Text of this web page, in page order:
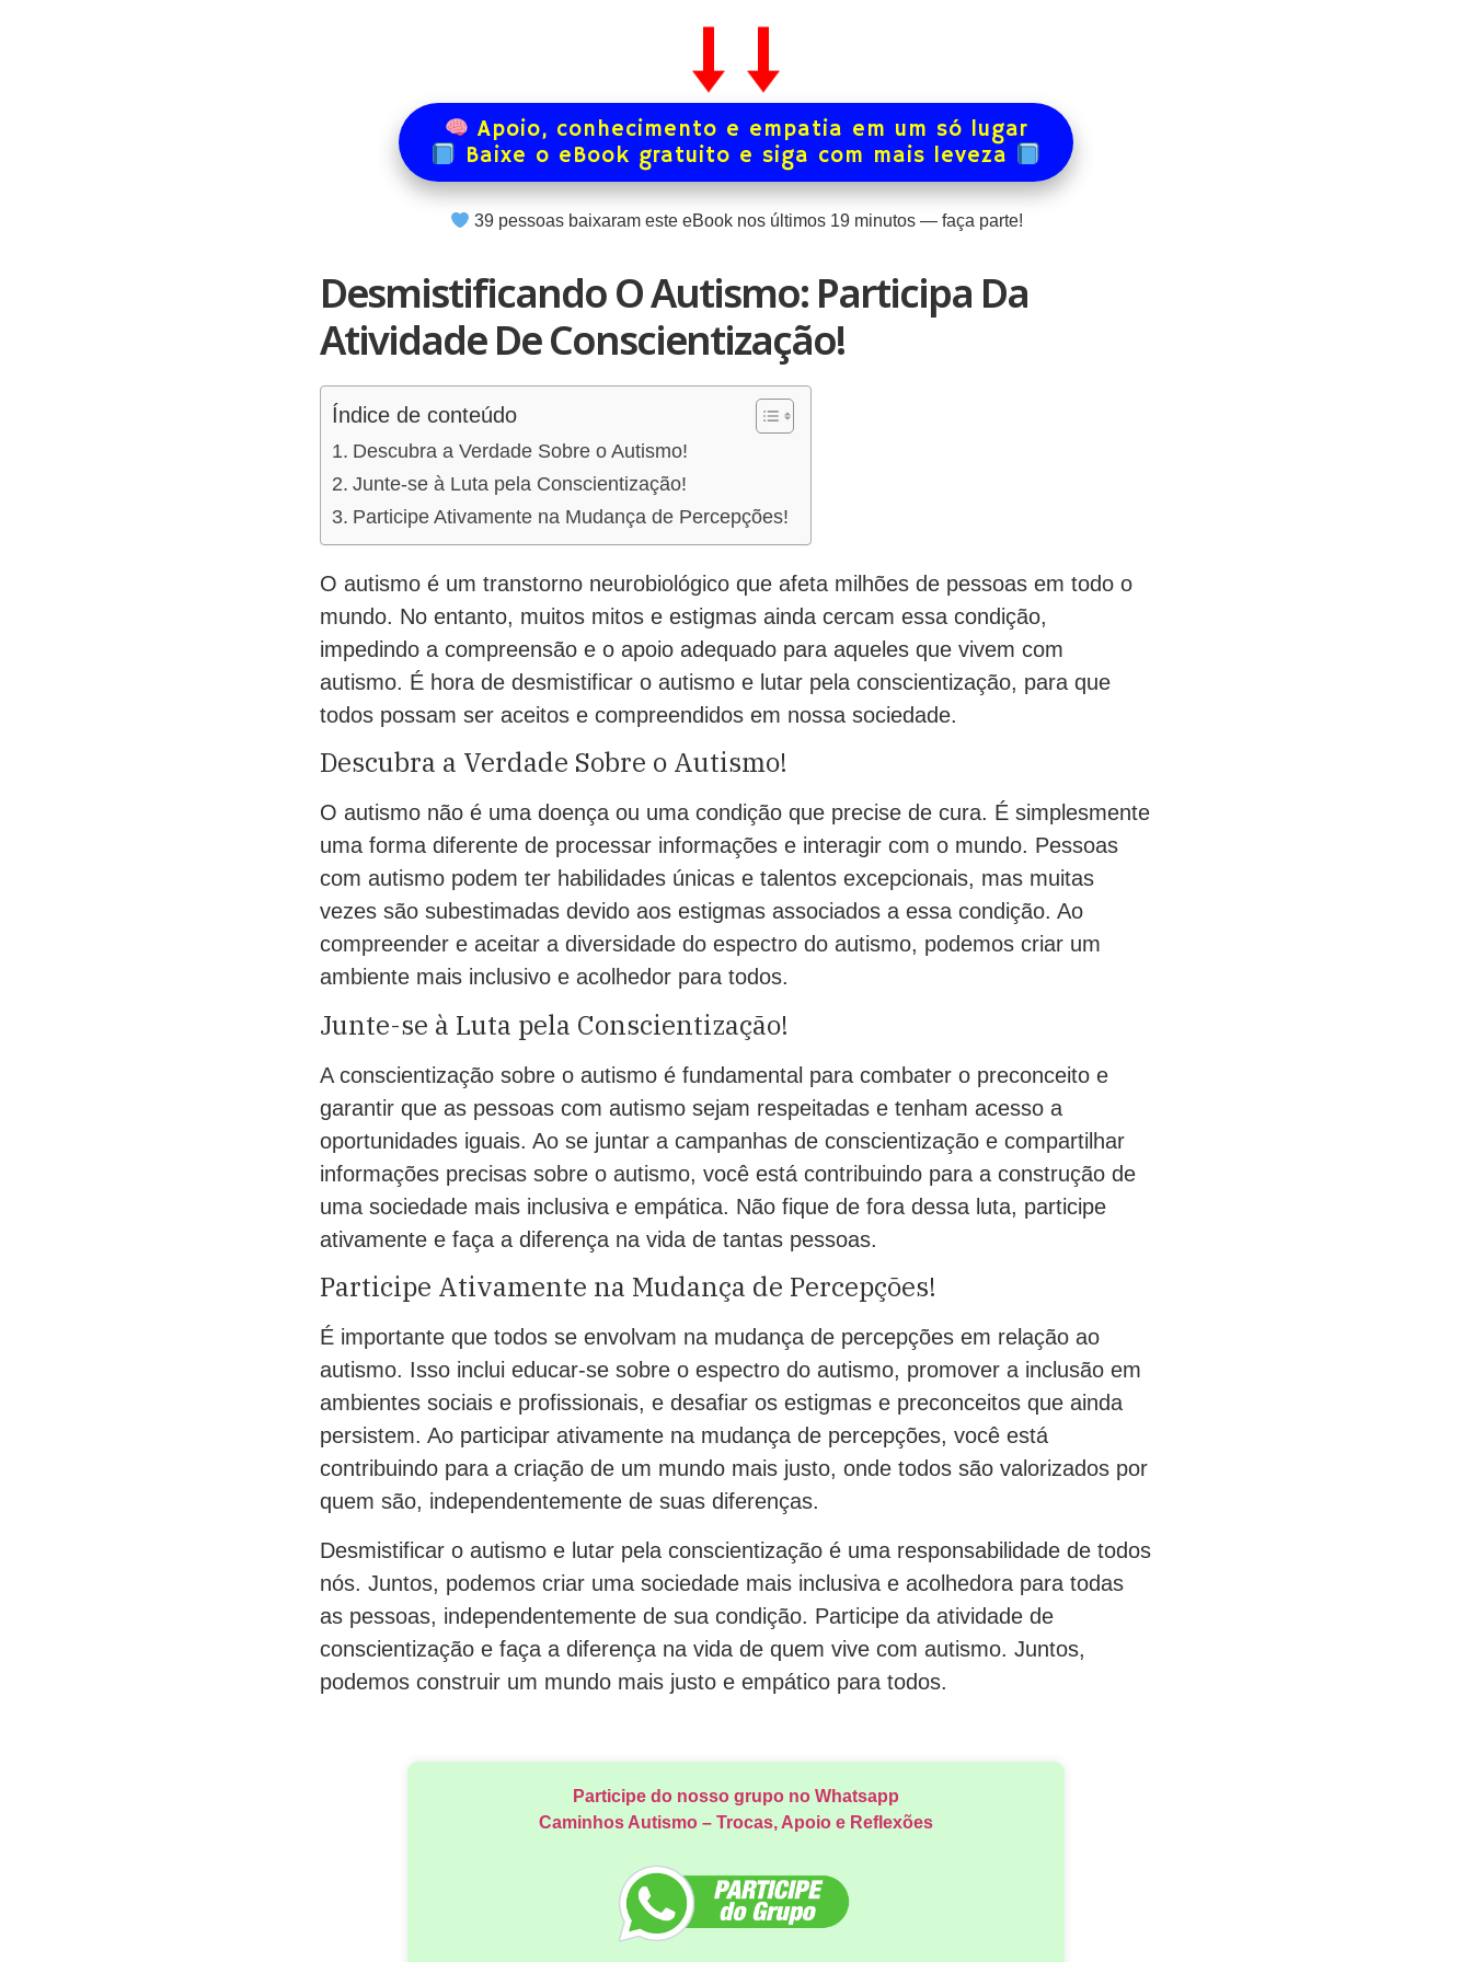
Apoio, conhecimento e empatia em um só lugar
Baixe o eBook gratuito e siga com mais leveza
39pessoas baixaram este eBook nos últimos 19minutos — faça parte!
Desmistificando O Autismo: Participa Da
Atividade De Conscientização!
Índice de conteúdo
Descubra a Verdade Sobre o Autismo!
Junte-se à Luta pela Conscientização!
Participe Ativamente na Mudança de Percepções!
O autismo é um transtorno neurobiológico que afeta milhões de pessoas em todo o
mundo. No entanto, muitos mitos e estigmas ainda cercam essa condição,
impedindo a compreensão e o apoio adequado para aqueles que vivem com
autismo. É hora de desmistificar o autismo e lutar pela conscientização, para que
todos possam ser aceitos e compreendidos em nossa sociedade.
Descubra a Verdade Sobre o Autismo!
O autismo não é uma doença ou uma condição que precise de cura. É simplesmente
uma forma diferente de processar informações e interagir com o mundo. Pessoas
com autismo podem ter habilidades únicas e talentos excepcionais, mas muitas
vezes são subestimadas devido aos estigmas associados a essa condição. Ao
compreender e aceitar a diversidade do espectro do autismo, podemos criar um
ambiente mais inclusivo e acolhedor para todos.
Junte-se à Luta pela Conscientização!
A conscientização sobre o autismo é fundamental para combater o preconceito e
garantir que as pessoas com autismo sejam respeitadas e tenham acesso a
oportunidades iguais. Ao se juntar a campanhas de conscientização e compartilhar
informações precisas sobre o autismo, você está contribuindo para a construção de
uma sociedade mais inclusiva e empática. Não fique de fora dessa luta, participe
ativamente e faça a diferença na vida de tantas pessoas.
Participe Ativamente na Mudança de Percepções!
É importante que todos se envolvam na mudança de percepções em relação ao
autismo. Isso inclui educar-se sobre o espectro do autismo, promover a inclusão em
ambientes sociais e profissionais, e desafiar os estigmas e preconceitos que ainda
persistem. Ao participar ativamente na mudança de percepções, você está
contribuindo para a criação de um mundo mais justo, onde todos são valorizados por
quem são, independentemente de suas diferenças.
Desmistificar o autismo e lutar pela conscientização é uma responsabilidade de todos
nós. Juntos, podemos criar uma sociedade mais inclusiva e acolhedora para todas
as pessoas, independentemente de sua condição. Participe da atividade de
conscientização e faça a diferença na vida de quem vive com autismo. Juntos,
podemos construir um mundo mais justo e empático para todos.
Participe do nosso grupo no Whatsapp
Caminhos Autismo – Trocas, Apoio e Reflexões